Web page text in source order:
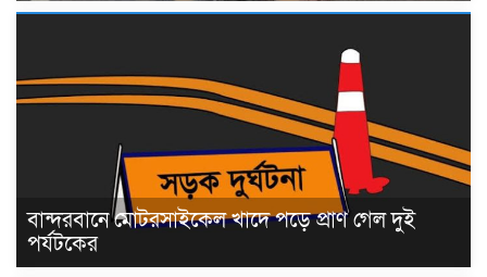
বান্দরবানে মোটরসাইকেল খাদে পড়ে প্রাণ গেল দুই
পর্যটকের